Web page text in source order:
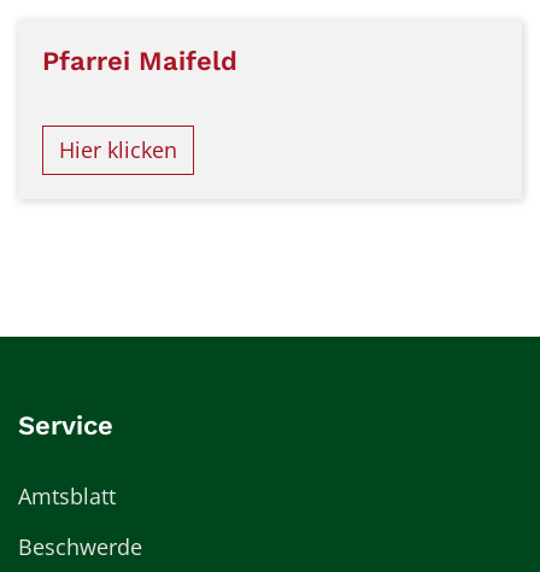
Pfarrei Maifeld
Hier klicken
Service
Amtsblatt
Beschwerde